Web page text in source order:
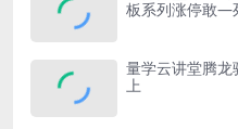
板系列涨停敢—
量学云讲堂腾
上